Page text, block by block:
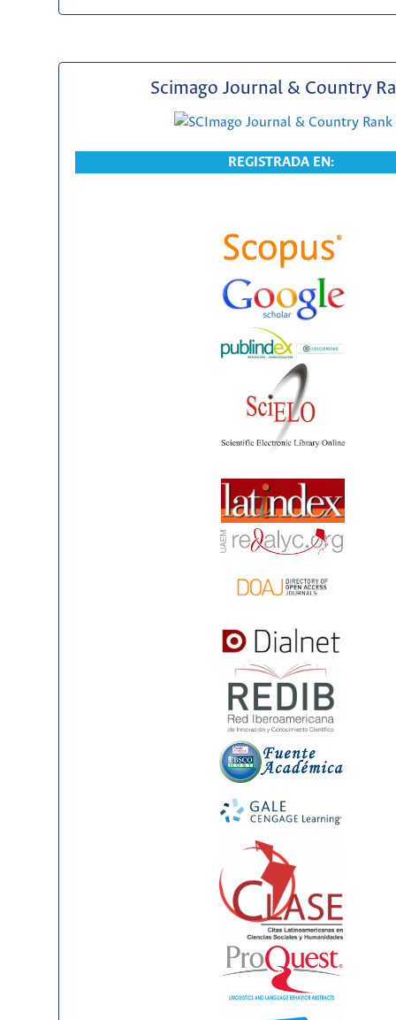
Scimago Journal & Country
REGISTRADA EN: